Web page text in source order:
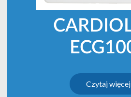
Czytaj więcej